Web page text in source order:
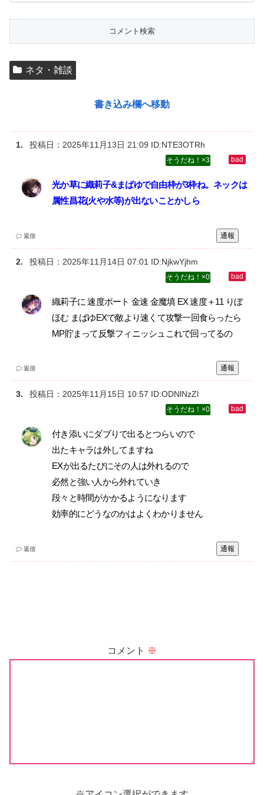
ネタ・雑談
書き込み欄へ移動
投稿日： 2025年11月13日 21:09 ID:NTE3OTRh
3
光か草に織莉子&まばゆで自由枠が3枠ね。ネックは
属性昌花(火や水等)が出ないことかしら
通報
返信
投稿日： 2025年11月14日 07:01 ID:NjkwYjhm
0
織莉子に 速度ポート 金速 金魔填 EX 速度＋11 りぼ
ほむ まばゆEXで敵より速くて攻撃一回食らったら
MP貯まって反撃フィニッシュこれで回ってるの
通報
返信
投稿日：2025年11月15日 10:57 ID:ODNlNzZl
0
付き添いにダブりで出るとつらいので‌
出たキャラは外してますね‌
EXが出るたびにその人は外れるので‌
必然と強い人から外れていき‌
段々と時間がかかるようになります‌
効率的にどうなのかはよくわかりません
通報
返信
コメント ※